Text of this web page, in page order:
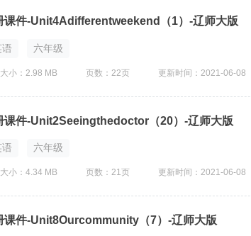
课件-Unit4Adifferentweekend（1）-辽师大版
语 六年级
大小：2.98 MB 页数：22页 更新时间：2021-06-08
课件-Unit2Seeingthedoctor（20）-辽师大版
语 六年级
大小：4.34 MB 页数：21页 更新时间：2021-06-08
课件-Unit8Ourcommunity（7）-辽师大版